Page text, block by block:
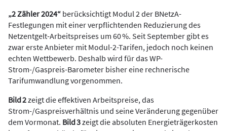
„2 Zähler 2024“ berücksichtigt Modul 2 der BNetzA-
Festlegungen mit einer verpflichtenden Reduzierung des
Netzentgelt-Arbeitspreises um 60 %. Seit September gibt es
zwar erste Anbieter mit Modul-2-Tarifen, jedoch noch keinen
echten Wettbewerb. Deshalb wird für das WP-
Strom-/Gaspreis-Barometer bisher eine rechnerische
Tarifumwandlung vorgenommen.
Bild 2zeigt die effektiven Arbeitspreise, das
Strom-/Gaspreisverhältnis und seine Veränderung gegenüber
dem Vormonat. Bild 3zeigt die absoluten Energieträgerkosten